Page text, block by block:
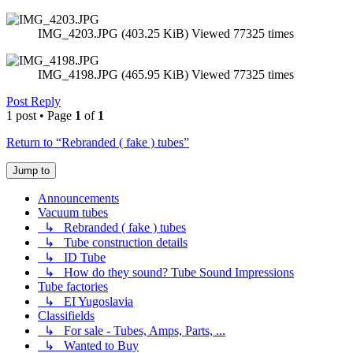
IMG_4203.JPG (403.25 KiB) Viewed 77325 times
IMG_4198.JPG (465.95 KiB) Viewed 77325 times
Post Reply
1 post • Page 1 of 1
Return to “Rebranded ( fake ) tubes”
Jump to
Announcements
Vacuum tubes
↳ Rebranded ( fake ) tubes
↳ Tube construction details
↳ ID Tube
↳ How do they sound? Tube Sound Impressions
Tube factories
↳ EI Yugoslavia
Classifields
↳ For sale - Tubes, Amps, Parts, ...
↳ Wanted to Buy